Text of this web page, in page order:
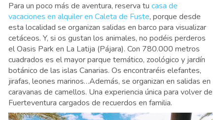
Para un poco más de aventura, reserva tu casa de
vacaciones en alquiler en Caleta de Fuste, porque desde
esta localidad se organizan salidas en barco para visualizar
cetáceos. Y, si os gustan los animales, no podéis perderos
el Oasis Park en La Latija (Pájara). Con 780.000 metros
cuadrados es el mayor parque temático, zoológico y jardín
botánico de las islas Canarias. Os encontraréis elefantes,
jirafas, leones marinos…Además, se organizan en salidas en
caravanas de camellos. Una experiencia única para volver de
Fuerteventura cargados de recuerdos en familia.